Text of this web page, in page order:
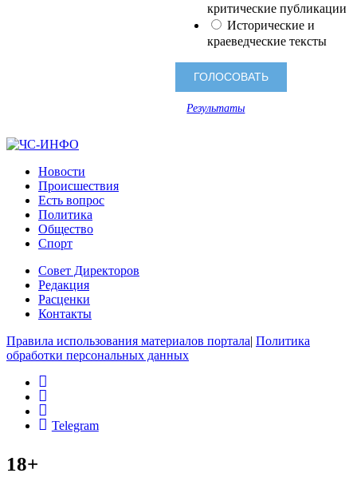
критические публикации
Исторические и
краеведческие тексты
Результаты
Новости
Происшествия
Есть вопрос
Политика
Общество
Спорт
Совет Директоров
Редакция
Расценки
Контакты
Правила использования материалов портала| Политика
обработки персональных данных
Telegram
18+